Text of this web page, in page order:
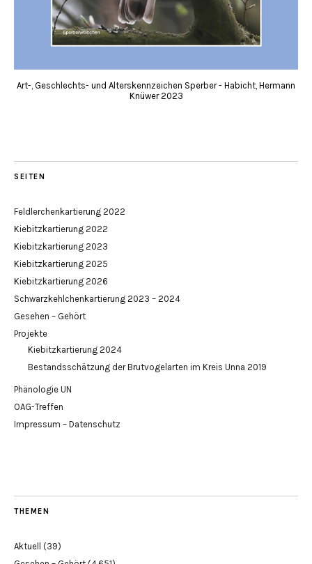
Art-, Geschlechts- und Alterskennzeichen Sperber - Habicht, Hermann
Knüwer 2023
SEITEN
Feldlerchenkartierung 2022
Kiebitzkartierung 2022
Kiebitzkartierung 2023
Kiebitzkartierung 2025
Kiebitzkartierung 2026
Schwarzkehlchenkartierung 2023 – 2024
Gesehen – Gehört
Projekte
Kiebitzkartierung 2024
Bestandsschätzung der Brutvogelarten im Kreis Unna 2019
Phänologie UN
OAG-Treffen
Impressum – Datenschutz
THEMEN
Aktuell (39)